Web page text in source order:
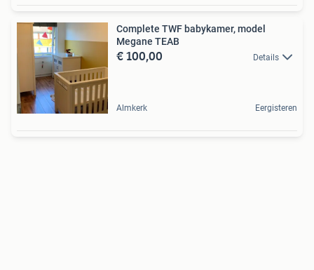
Complete TWF babykamer, model
Megane TEAB
€ 100,00 Details
Almkerk Eergisteren